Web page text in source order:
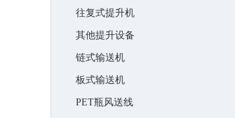
往复式提升机
其他提升设备
链式输送机
板式输送机
PET瓶风送线